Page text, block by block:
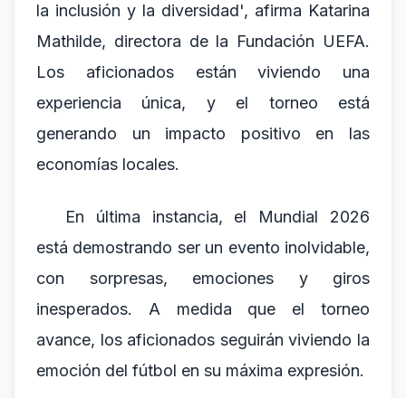
la inclusión y la diversidad', afirma Katarina
Mathilde, directora de la Fundación UEFA.
Los aficionados están viviendo una
experiencia única, y el torneo está
generando un impacto positivo en las
economías locales.
En última instancia, el Mundial 2026
está demostrando ser un evento inolvidable,
con sorpresas, emociones y giros
inesperados. A medida que el torneo
avance, los aficionados seguirán viviendo la
emoción del fútbol en su máxima expresión.